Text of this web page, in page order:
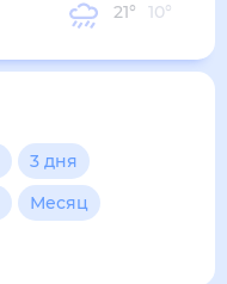
21° 10°
3 дня
Месяц